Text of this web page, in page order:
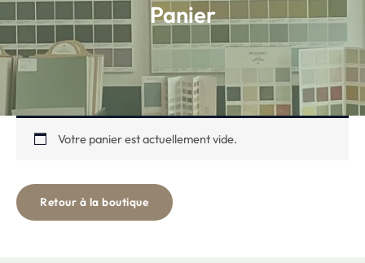
Panier
Votre panier est actuellement vide.
Retour à la boutique